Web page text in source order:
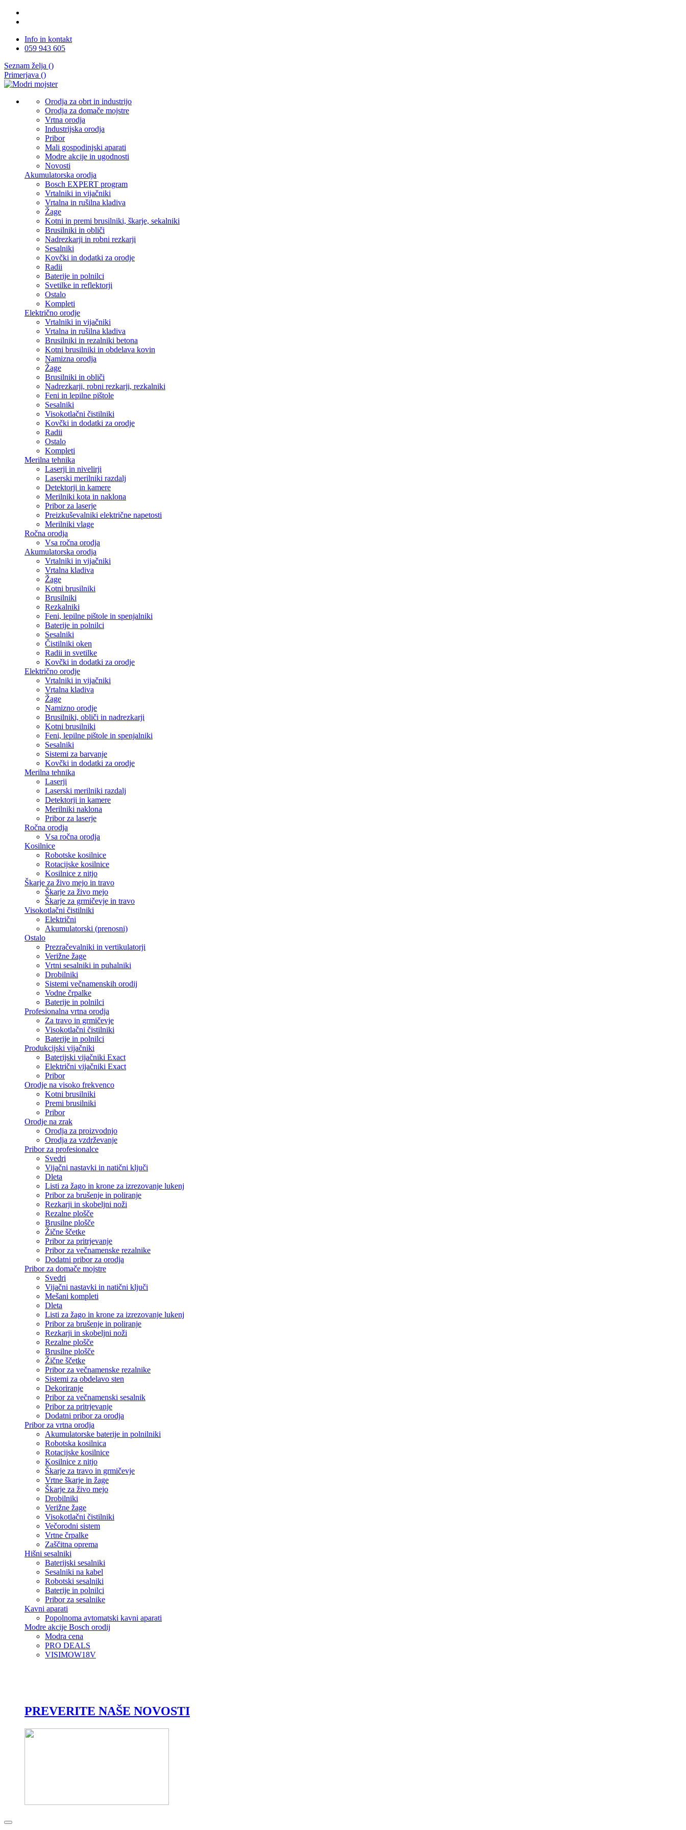
Info in kontakt
059 943 605
Seznam želja ()
Primerjava ()
Orodja za obrt in industrijo
Orodja za domače mojstre
Vrtna orodja
Industrijska orodja
Pribor
Mali gospodinjski aparati
Modre akcije in ugodnosti
Novosti
Akumulatorska orodja
Bosch EXPERT program
Vrtalniki in vijačniki
Vrtalna in rušilna kladiva
Žage
Kotni in premi brusilniki, škarje, sekalniki
Brusilniki in obliči
Nadrezkarji in robni rezkarji
Sesalniki
Kovčki in dodatki za orodje
Radii
Baterije in polnilci
Svetilke in reflektorji
Ostalo
Kompleti
Električno orodje
Vrtalniki in vijačniki
Vrtalna in rušilna kladiva
Brusilniki in rezalniki betona
Kotni brusilniki in obdelava kovin
Namizna orodja
Žage
Brusilniki in obliči
Nadrezkarji, robni rezkarji, rezkalniki
Feni in lepilne pištole
Sesalniki
Visokotlačni čistilniki
Kovčki in dodatki za orodje
Radii
Ostalo
Kompleti
Merilna tehnika
Laserji in nivelirji
Laserski merilniki razdalj
Detektorji in kamere
Merilniki kota in naklona
Pribor za laserje
Preizkuševalniki električne napetosti
Merilniki vlage
Ročna orodja
Vsa ročna orodja
Akumulatorska orodja
Vrtalniki in vijačniki
Vrtalna kladiva
Žage
Kotni brusilniki
Brusilniki
Rezkalniki
Feni, lepilne pištole in spenjalniki
Baterije in polnilci
Sesalniki
Čistilniki oken
Radii in svetilke
Kovčki in dodatki za orodje
Električno orodje
Vrtalniki in vijačniki
Vrtalna kladiva
Žage
Namizno orodje
Brusilniki, obliči in nadrezkarji
Kotni brusilniki
Feni, lepilne pištole in spenjalniki
Sesalniki
Sistemi za barvanje
Kovčki in dodatki za orodje
Merilna tehnika
Laserji
Laserski merilniki razdalj
Detektorji in kamere
Merilniki naklona
Pribor za laserje
Ročna orodja
Vsa ročna orodja
Kosilnice
Robotske kosilnice
Rotacijske kosilnice
Kosilnice z nitjo
Škarje za živo mejo in travo
Škarje za živo mejo
Škarje za grmičevje in travo
Visokotlačni čistilniki
Električni
Akumulatorski (prenosni)
Ostalo
Prezračevalniki in vertikulatorji
Verižne žage
Vrtni sesalniki in puhalniki
Drobilniki
Sistemi večnamenskih orodij
Vodne črpalke
Baterije in polnilci
Profesionalna vrtna orodja
Za travo in grmičevje
Visokotlačni čistilniki
Baterije in polnilci
Produkcijski vijačniki
Baterijski vijačniki Exact
Električni vijačniki Exact
Pribor
Orodje na visoko frekvenco
Kotni brusilniki
Premi brusilniki
Pribor
Orodje na zrak
Orodja za proizvodnjo
Orodja za vzdrževanje
Pribor za profesionalce
Svedri
Vijačni nastavki in natični ključi
Dleta
Listi za žago in krone za izrezovanje lukenj
Pribor za brušenje in poliranje
Rezkarji in skobeljni noži
Rezalne plošče
Brusilne plošče
Žične ščetke
Pribor za pritrjevanje
Pribor za večnamenske rezalnike
Dodatni pribor za orodja
Pribor za domače mojstre
Svedri
Vijačni nastavki in natični ključi
Mešani kompleti
Dleta
Listi za žago in krone za izrezovanje lukenj
Pribor za brušenje in poliranje
Rezkarji in skobeljni noži
Rezalne plošče
Brusilne plošče
Žične ščetke
Pribor za večnamenske rezalnike
Sistemi za obdelavo sten
Dekoriranje
Pribor za večnamenski sesalnik
Pribor za pritrjevanje
Dodatni pribor za orodja
Pribor za vrtna orodja
Akumulatorske baterije in polnilniki
Robotska kosilnica
Rotacijske kosilnice
Kosilnice z nitjo
Škarje za travo in grmičevje
Vrtne škarje in žage
Škarje za živo mejo
Drobilniki
Verižne žage
Visokotlačni čistilniki
Večorodni sistem
Vrtne črpalke
Zaščitna oprema
Hišni sesalniki
Baterijski sesalniki
Sesalniki na kabel
Robotski sesalniki
Baterije in polnilci
Pribor za sesalnike
Kavni aparati
Popolnoma avtomatski kavni aparati
Modre akcije Bosch orodij
Modra cena
PRO DEALS
VISIMOW18V
PREVERITE NAŠE NOVOSTI